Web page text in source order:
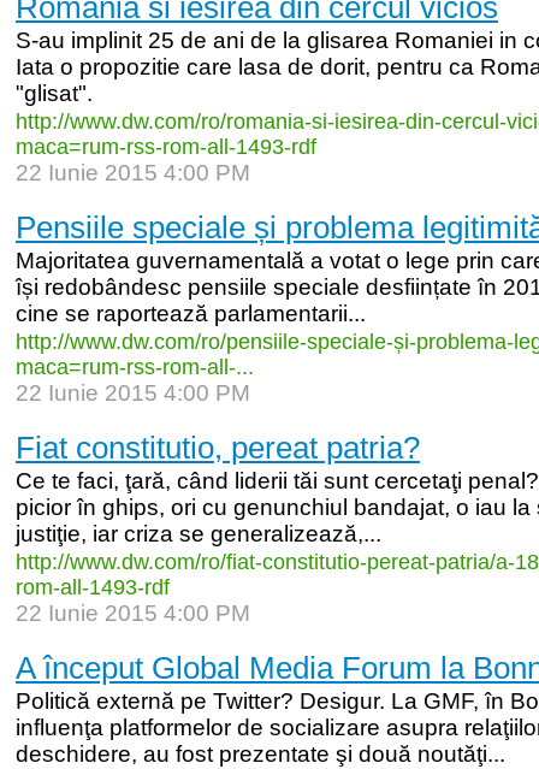
Romania si iesirea din cercul vicios
S-au implinit 25 de ani de la glisarea Romaniei in
Iata o propozitie care lasa de dorit, pentru ca
"glisat".
http://www.dw.com/ro/romania-si-iesirea-din-cercul-
maca=rum-rss-rom-all-1493-rdf
22 Iunie 2015 4:00 PM
Pensiile speciale și problema
Majoritatea guvernamentală a votat o lege prin
își redobândesc pensiile speciale desființate în
cine se raportează parlamentarii...
http://www.dw.com/ro/pensiile-speciale-și-problema-
maca=rum-rss-rom-all-...
22 Iunie 2015 4:00 PM
Fiat constitutio, pereat patria?
Ce te faci, ţară, când liderii tăi sunt cercetaţi
picior în ghips, ori cu genunchiul bandajat, o iau
justiţie, iar criza se generalizează,...
http://www.dw.com/ro/fiat-constitutio-pereat-patria/a-
rom-all-1493-rdf
22 Iunie 2015 4:00 PM
A început Global Media Forum la
Politică externă pe Twitter? Desigur. La GMF, în
influenţa platformelor de socializare asupra
deschidere, au fost prezentate şi două noutăţi...